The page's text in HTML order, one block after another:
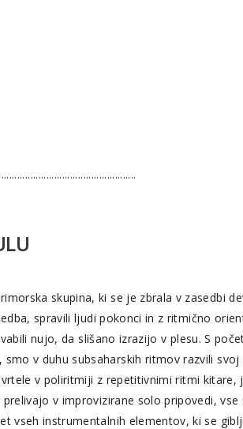
skupina, ki se je zbrala v zasedbi
spravili ljudi pokonci in z ritmično
nujo, da slišano izrazijo v plesu. S
v duhu subsaharskih ritmov razvili
v poliritmiji z repetitivnimi ritmi kitare,
v improvizirane solo pripovedi,
vseh instrumentalnih elementov, ki se